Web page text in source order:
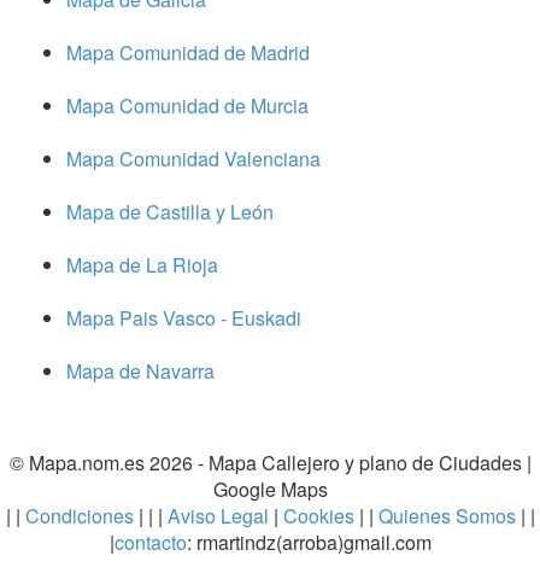
Mapa Comunidad de Madrid
Mapa Comunidad de Murcia
Mapa Comunidad Valenciana
Mapa de Castilla y León
Mapa de La Rioja
Mapa Pais Vasco - Euskadi
Mapa de Navarra
© Mapa.nom.es 2026 - Mapa Callejero y plano de Ciudades|
Google Maps
| | Condiciones| | | Aviso Legal | Cookies | | Quienes Somos | |
|contacto: rmartindz(arroba)gmail.com